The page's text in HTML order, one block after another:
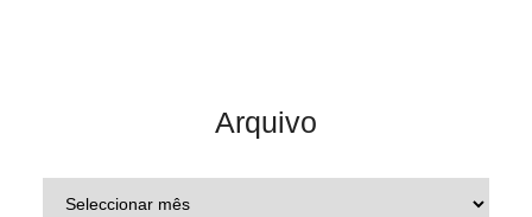
Arquivo